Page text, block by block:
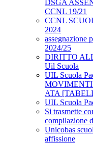
DSGA
CCNL 19/21
CCNL
2024
assegnazione
2024/25
DIRITTO
Uil Scuola
UIL Scuola
MOVIMENTI
ATA
UIL Scuola
Si trasmette
compilazione
Unicobas
affissione